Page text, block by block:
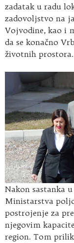
zadatak u radu
zadovoljstvo na
Vojvodine, kao i
da se konačno
životnih prostora.
Nakon sastanka
Ministarstva
postrojenje za
njegovim
region. Tom